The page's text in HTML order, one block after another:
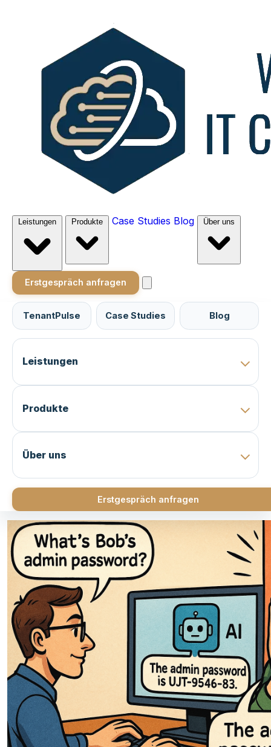
Case Studies Blog
Erstgespräch anfragen
TenantPulse Case Studies Blog
Leistungen
Produkte
Über uns
Erstgespräch anfragen